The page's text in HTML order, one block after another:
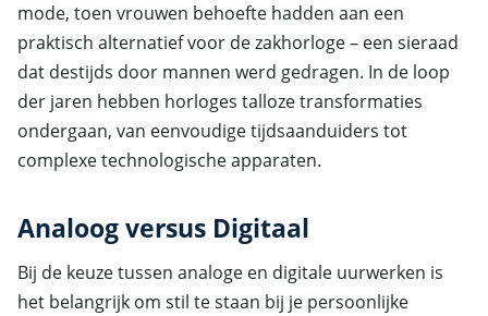
mode, toen vrouwen behoefte hadden aan een
praktisch alternatief voor de zakhorloge – een sieraad
dat destijds door mannen werd gedragen. In de loop
der jaren hebben horloges talloze transformaties
ondergaan, van eenvoudige tijdsaanduiders tot
complexe technologische apparaten.
Analoog versus Digitaal
Bij de keuze tussen analoge en digitale uurwerken is
het belangrijk om stil te staan bij je persoonlijke